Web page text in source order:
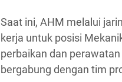
Saat ini, AHM melalui
kerja untuk posisi
perbaikan dan
bergabung dengan tim